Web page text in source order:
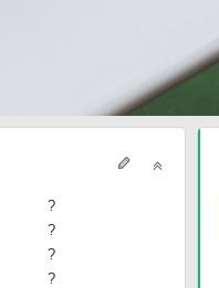
?
?
?
?